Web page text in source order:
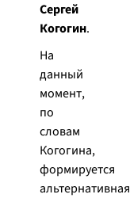
Сергей
Когогин.
На
данный
момент,
по
словам
Когогина,
формируется
альтернативная